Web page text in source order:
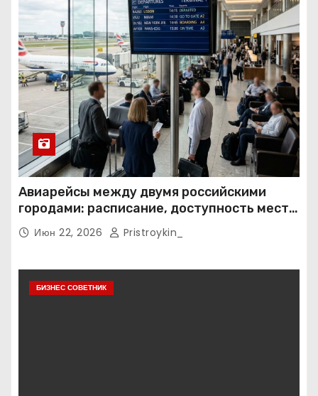
Авиарейсы между двумя российскими
городами: расписание, доступность мест и
тарифные условия
Июн 22, 2026 Pristroykin_
БИЗНЕС СОВЕТНИК